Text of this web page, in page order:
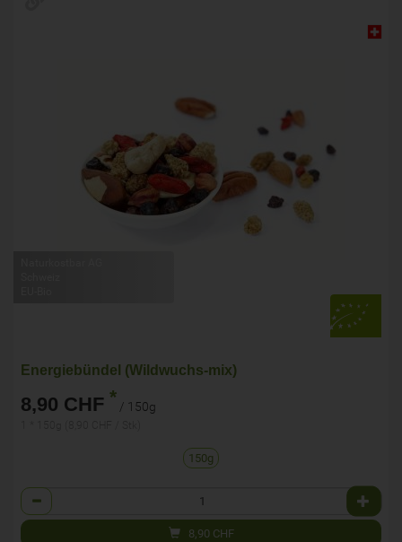
Energiebündel (Wildwuchs-mix)
8,90 CHF * / 150g
150g
Anzahl
8,90 CHF